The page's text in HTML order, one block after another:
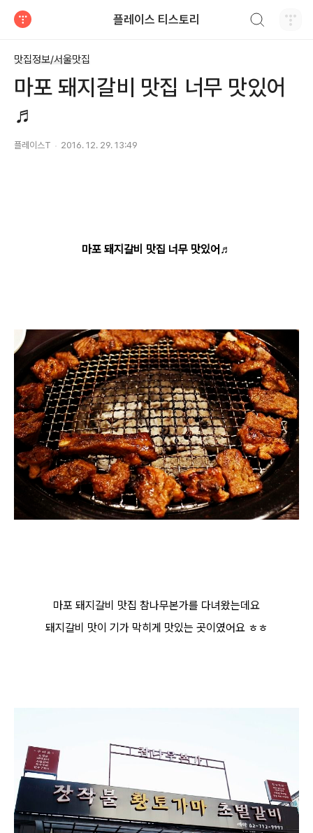
플레이스 티스토리
맛집정보/서울맛집
마포 돼지갈비 맛집 너무 맛있어
♬
플레이스T 2016. 12. 29. 13:49
마포 돼지갈비 맛집 너무 맛있어♬
마포 돼지갈비 맛집 참나무본가를 다녀왔는데요
돼지갈비 맛이 기가 막히게 맛있는 곳이였어요 ㅎㅎ